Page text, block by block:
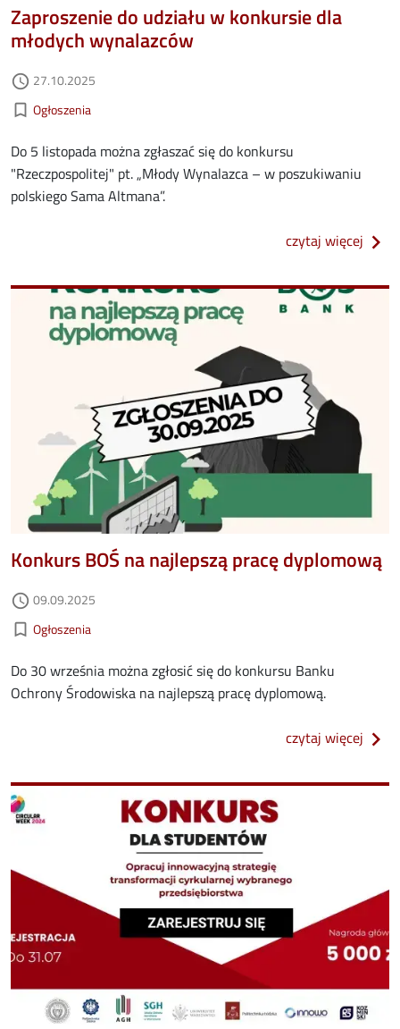
Zaproszenie do udziału w konkursie dla
młodych wynalazców
access_time Data dodania
27.10.2025
bookmark_border Kategorie aktualności
Ogłoszenia
Do 5 listopada można zgłaszać się do konkursu
"Rzeczpospolitej" pt. „Młody Wynalazca – w poszukiwaniu
polskiego Sama Altmana”.
czytaj więcej o
Image
Konkurs BOŚ na najlepszą pracę dyplomową
access_time Data dodania
09.09.2025
bookmark_border Kategorie aktualności
Ogłoszenia
Do 30 września można zgłosić się do konkursu Banku
Ochrony Środowiska na najlepszą pracę dyplomową.
czytaj więcej o
Image